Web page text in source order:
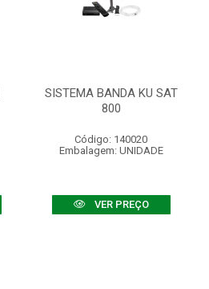
SISTEMA BANDA KU SAT
800
Código: 140020
Embalagem: UNIDADE
VER PREÇO